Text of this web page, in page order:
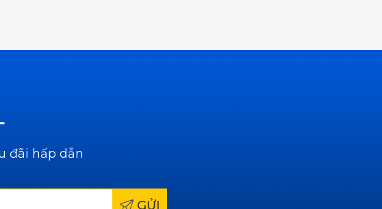
đãi hấp dẫn
GỬI